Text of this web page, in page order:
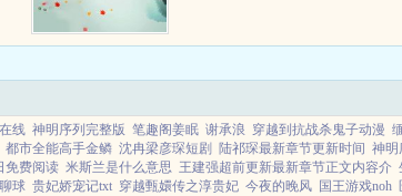
线 神明序列完整版 笔趣阁姜眠 谢承浪 穿越到抗战杀鬼子动漫
都市全能高手金鳞 沈冉梁彦琛短剧 陆祁琛最新章节更新时间 神明
免费阅读 米斯兰是什么意思 王建强超前更新最新章节正文内容介
球 贵妃娇宠记txt 穿越甄嬛传之淳贵妃 今夜的晚风 国王游戏noh